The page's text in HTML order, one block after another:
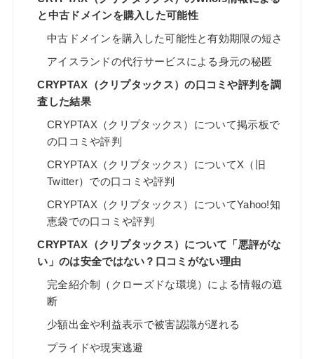
と中古ドメインを購入した可能性
中古ドメインを購入した可能性と有効期限の短さ
アイスランドの代行サービスによる身元の秘匿
CRYPTAX（クリプタックス）の口コミや評判を調
査した結果
CRYPTAX（クリプタックス）について掲示板で
の口コミや評判
CRYPTAX（クリプタックス）についてX（旧
Twitter）での口コミや評判
CRYPTAX（クリプタックス）についてYahoo!知
恵袋での口コミや評判
CRYPTAX（クリプタックス）について「悪評がな
い」のは安全ではない？口コミがない理由
完全紹介制（クローズドな環境）による情報の遮
断
少額出金や利益表示で被害認識が遅れる
プライドや現実逃避